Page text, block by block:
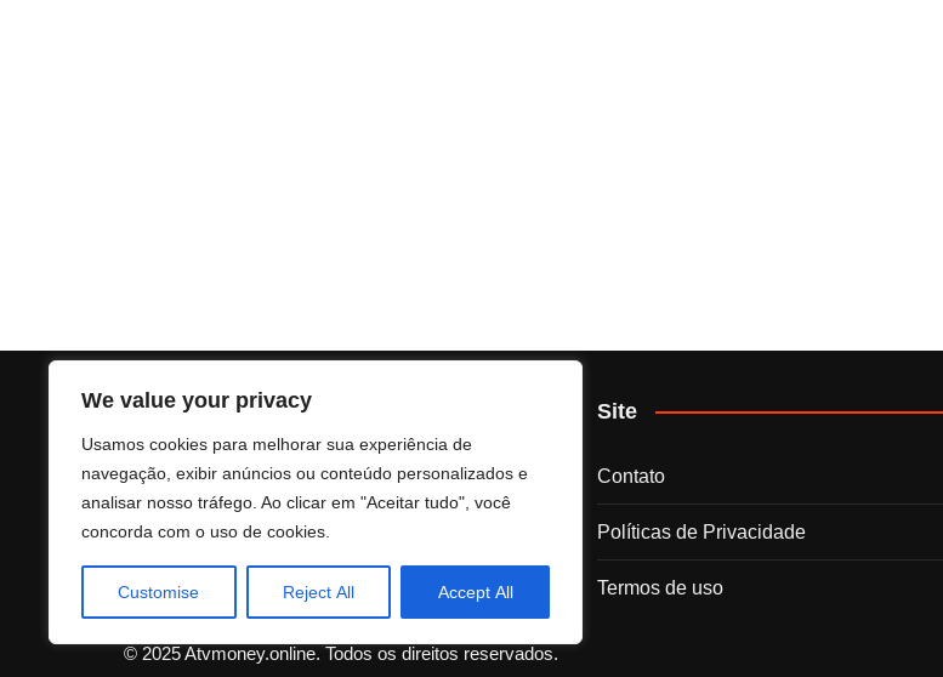
We value your privacy
Usamos cookies para melhorar sua experiência de
navegação, exibir anúncios ou conteúdo personalizados e
analisar nosso tráfego. Ao clicar em "Aceitar tudo", você
concorda com o uso de cookies.
Customise Reject All Accept All
Site
Contato
Políticas de Privacidade
Termos de uso
© 2025 Atvmoney.online. Todos os direitos reservados.